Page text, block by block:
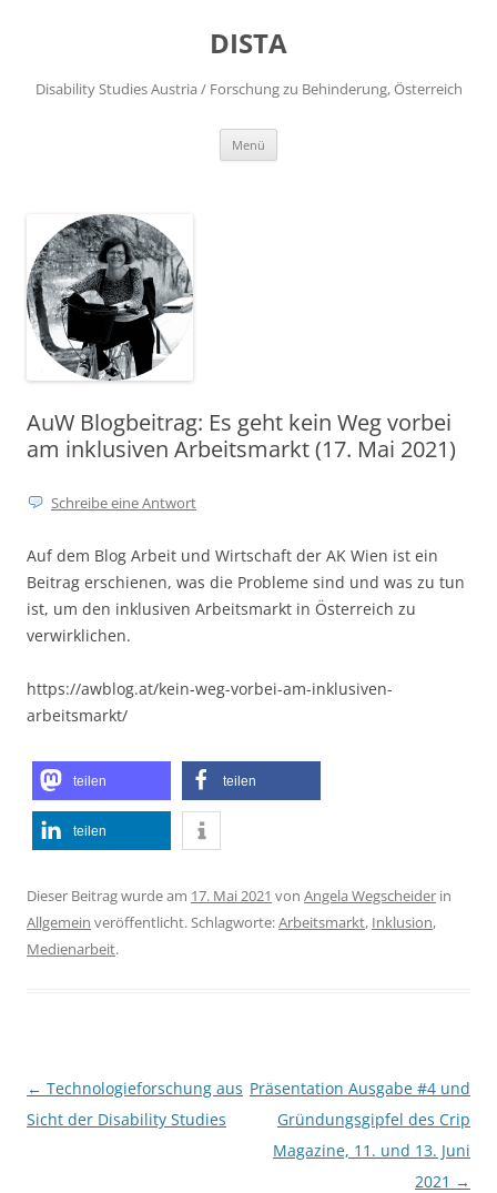
DISTA
Disability Studies Austria / Forschung zu Behinderung, Österreich
Menü
AuW Blogbeitrag: Es geht kein Weg vorbei
am inklusiven Arbeitsmarkt (17. Mai 2021)
Schreibe eine Antwort
Auf dem Blog Arbeit und Wirtschaft der AK Wien ist ein
Beitrag erschienen, was die Probleme sind und was zu tun
ist, um den inklusiven Arbeitsmarkt in Österreich zu
verwirklichen.
https://awblog.at/kein-weg-vorbei-am-inklusiven-
arbeitsmarkt/
teilen teilen
teilen
Dieser Beitrag wurde am 17. Mai 2021 von Angela Wegscheider in
Allgemein veröffentlicht. Schlagworte:Arbeitsmarkt, Inklusion,
Medienarbeit.
Beitragsnavigation
← Technologieforschung aus
Sicht der Disability Studies
Präsentation Ausgabe #4 und
Gründungsgipfel des Crip
Magazine, 11. und 13. Juni
2021 →